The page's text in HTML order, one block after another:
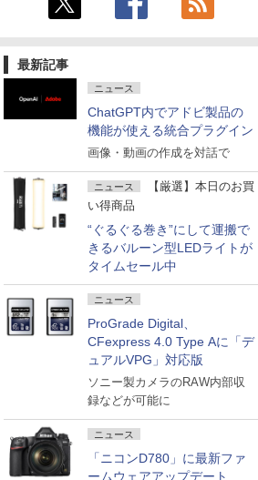
最新記事
ニュース
ChatGPT内でアドビ製品の
機能が使える統合プラグイン
画像・動画の作成を対話で
ニュース
【厳選】本日のお買
い得商品
“ぐるぐる巻き”にして運搬で
きるバルーン型LEDライトが
タイムセール中
ニュース
ProGrade Digital、
CFexpress 4.0 Type Aに「デ
ュアルVPG」対応版
ソニー製カメラのRAW内部収
録などが可能に
ニュース
「ニコンD780」に最新ファ
ームウェアアップデート